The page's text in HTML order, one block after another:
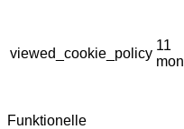
viewed_cookie_policy
11
Funktionelle